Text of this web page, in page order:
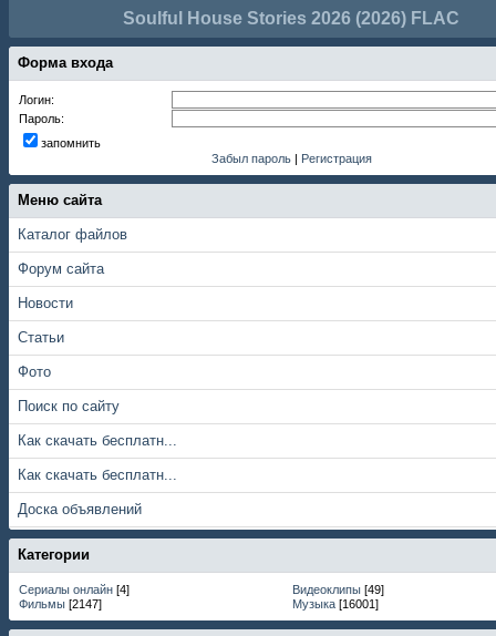
Soulful House Stories 2026 (2026) FLAC
Форма входа
Логин:
Пароль:
запомнить
Забыл пароль | Регистрация
Меню сайта
Каталог файлов
Форум сайта
Новости
Статьи
Фото
Поиск по сайту
Как скачать бесплатн...
Как скачать бесплатн...
Доска объявлений
Категории
Сериалы онлайн [4] Видеоклипы [49]
Фильмы [2147] Музыка [16001]